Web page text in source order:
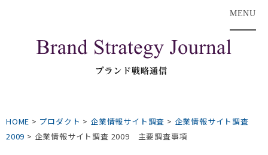
MENU
HOME > プロダクト > 企業情報サイト調査 > 企業情報サイト調査
2009 > 企業情報サイト調査 2009 主要調査事項